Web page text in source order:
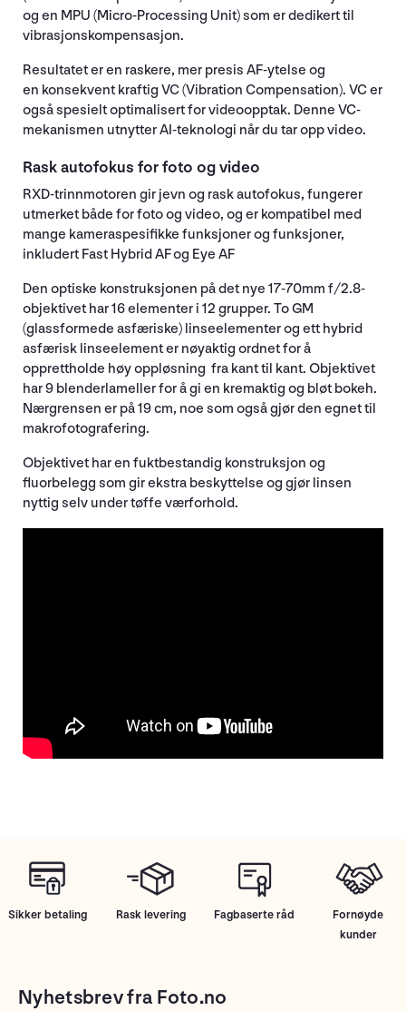
og en MPU (Micro-Processing Unit) som er dedikert til
vibrasjonskompensasjon.
Resultatet er en raskere, mer presis AF-ytelse og
en konsekvent kraftig VC (Vibration Compensation). VC er
også spesielt optimalisert for videoopptak. Denne VC-
mekanismen utnytter AI-teknologi når du tar opp video.
Rask autofokus for foto og video
RXD-trinnmotoren gir jevn og rask autofokus, fungerer
utmerket både for foto og video, og er kompatibel med
mange kameraspesifikke funksjoner og funksjoner,
inkludert Fast Hybrid AF og Eye AF
Den optiske konstruksjonen på det nye 17-70mm f/2.8-
objektivet har 16 elementer i 12 grupper. To GM
(glassformede asfæriske) linseelementer og ett hybrid
asfærisk linseelement er nøyaktig ordnet for å
opprettholde høy oppløsning fra kant til kant. Objektivet
har 9 blenderlameller for å gi en kremaktig og bløt bokeh.
Nærgrensen er på 19 cm, noe som også gjør den egnet til
makrofotografering.
Objektivet har en fuktbestandig konstruksjon og
fluorbelegg som gir ekstra beskyttelse og gjør linsen
nyttig selv under tøffe værforhold.
Sikker betaling Rask levering Fagbaserte råd
Fornøyde
kunder
Nyhetsbrev fra Foto.no